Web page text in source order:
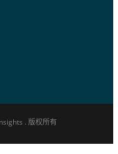
. 版权所有